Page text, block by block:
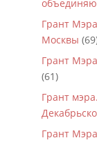
Грант
Москвы
Грант
(61)
Грант
Грант